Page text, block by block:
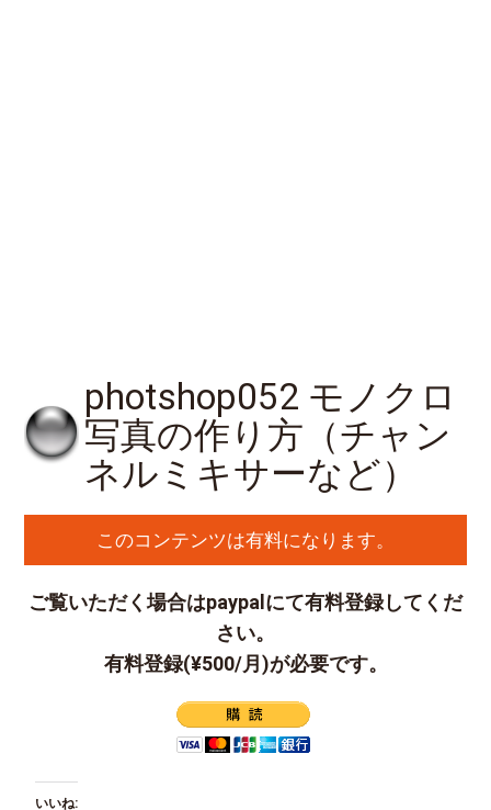
photshop052 モノクロ
写真の作り方（チャン
ネルミキサーなど）
このコンテンツは有料になります。
ご覧いただく場合はpaypalにて有料登録してくだ
さい。
有料登録(¥500/月)が必要です。
いいね: